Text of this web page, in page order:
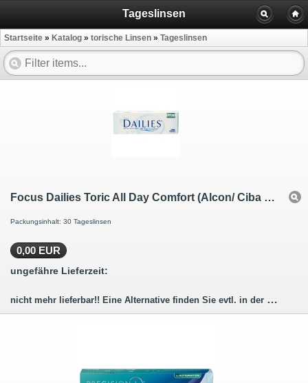
Tageslinsen
Startseite » Katalog » torische Linsen » Tageslinsen
Focus Dailies Toric All Day Comfort (Alcon/ Ciba Vision) 30 Linsen
Packungsinhalt: 30 Tageslinsen
0,00 EUR
ungefähre Lieferzeit:
nicht mehr lieferbar!! Eine Alternative finden Sie evtl. in der Beschreibung.